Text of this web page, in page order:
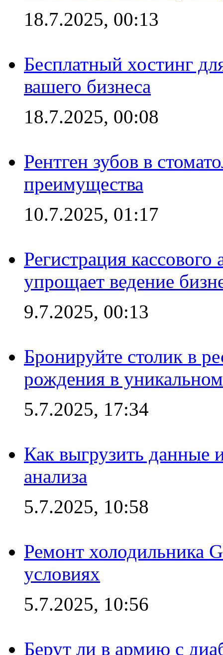
18.7.2025, 00:13
Бесплатный хостинг
вашего бизнеса
18.7.2025, 00:08
Рентген зубов в
преимущества
10.7.2025, 01:17
Регистрация
упрощает ведение
9.7.2025, 00:13
Бронируйте столик в
рождения в
5.7.2025, 17:34
Как выгрузить данные
анализа
5.7.2025, 10:58
Ремонт холодильника
условиях
5.7.2025, 10:56
Берут ли в армию с